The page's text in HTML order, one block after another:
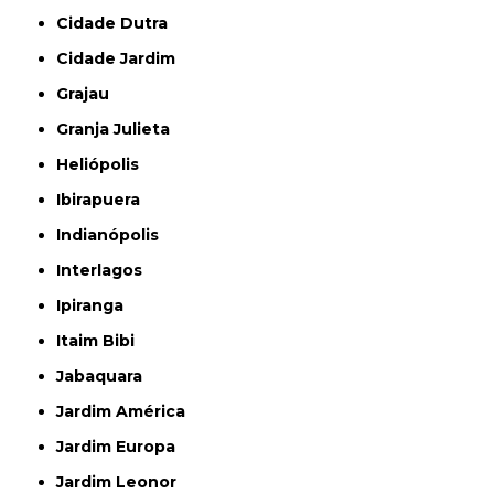
Cidade Dutra
Cidade Jardim
Grajau
Granja Julieta
Heliópolis
Ibirapuera
Indianópolis
Interlagos
Ipiranga
Itaim Bibi
Jabaquara
Jardim América
Jardim Europa
Jardim Leonor